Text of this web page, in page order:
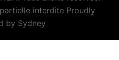
interdite Proudly
by Sydney